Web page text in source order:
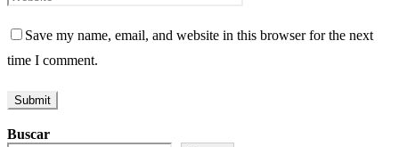
Save my name, email, and website in this browser for the next
time I comment.
Buscar